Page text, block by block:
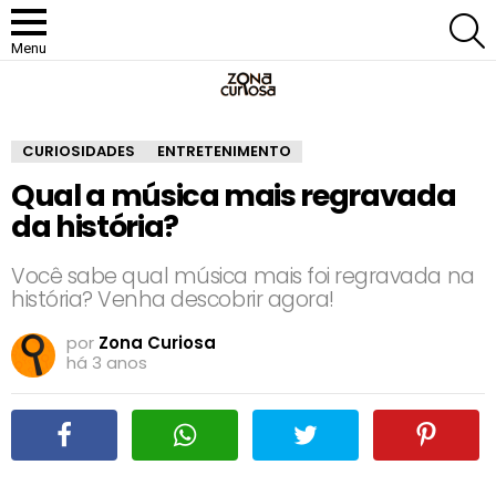
Menu
CURIOSIDADES ENTRETENIMENTO
Qual a música mais regravada
da história?
Você sabe qual música mais foi regravada na
história? Venha descobrir agora!
por Zona Curiosa
há 3 anos